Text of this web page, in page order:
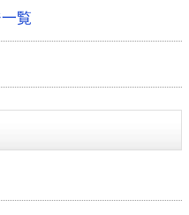
覧